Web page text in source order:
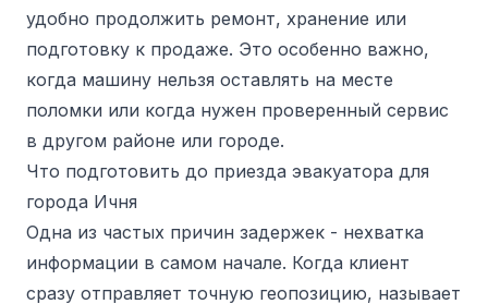
удобно продолжить ремонт, хранение или
подготовку к продаже. Это особенно важно,
когда машину нельзя оставлять на месте
поломки или когда нужен проверенный сервис
в другом районе или городе.
Что подготовить до приезда эвакуатора для
города Ичня
Одна из частых причин задержек - нехватка
информации в самом начале. Когда клиент
сразу отправляет точную геопозицию, называет